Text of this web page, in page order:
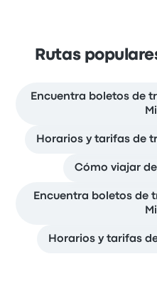
Rutas
Encuentra boletos de
Horarios y tarifas de
Cómo viajar
Encuentra boletos de
Horarios y tarifas